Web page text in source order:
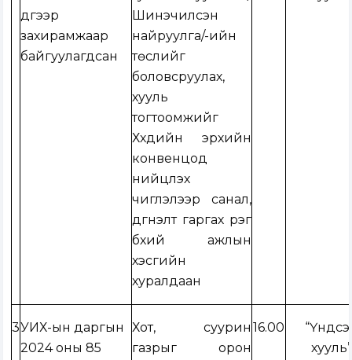
дүгээр
захирамжаар
байгуулагдсан
Шинэчилсэн
найруулга/-ийн
төслийг
боловсруулах,
хууль
тогтоомжийг
Хүүхдийн эрхийн
конвенцод
нийцүүлэх
чиглэлээр санал,
дүгнэлт гаргах үүрэг
бүхий ажлын
хэсгийн
хуралдаан
3УИХ-ын даргын
2024 оны 85
Хот, суурин
газрыг орон
16.00
хууль”